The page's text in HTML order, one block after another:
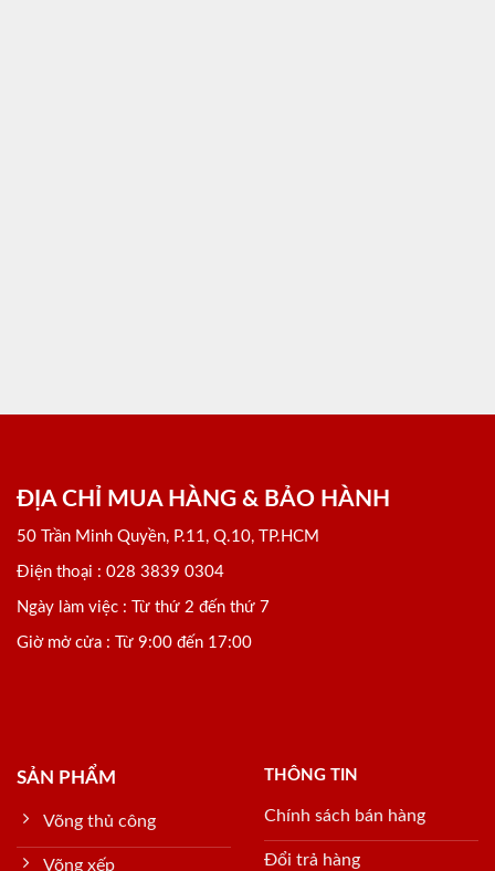
ĐỊA CHỈ MUA HÀNG & BẢO HÀNH
50 Trần Minh Quyền, P.11, Q.10, TP.HCM
Điện thoại : 028 3839 0304
Ngày làm việc : Từ thứ 2 đến thứ 7
Giờ mở cửa : Từ 9:00 đến 17:00
SẢN PHẨM
Võng thủ công
Võng xếp
THÔNG TIN
Chính sách bán hàng
Đổi trả hàng